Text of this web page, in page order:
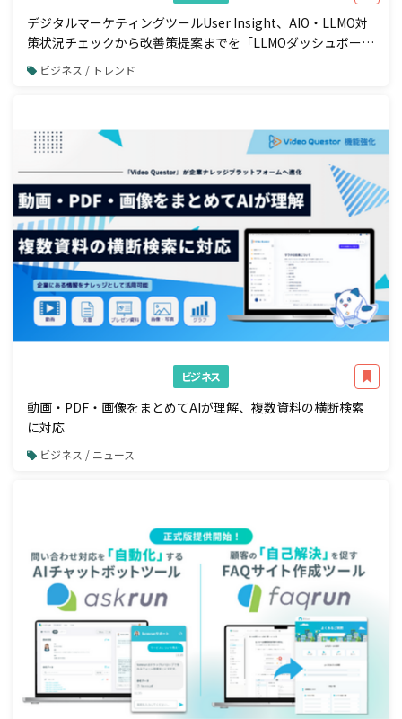
デジタルマーケティングツールUser Insight、AIO・LLMO対
策状況チェックから改善策提案までを「LLMOダッシュボー
ド」で一元管理
ビジネス / トレンド
ビジネス
動画・PDF・画像をまとめてAIが理解、複数資料の横断検索
に対応
ビジネス / ニュース